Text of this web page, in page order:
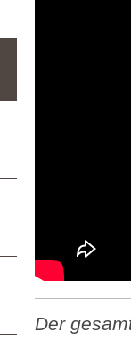
Der